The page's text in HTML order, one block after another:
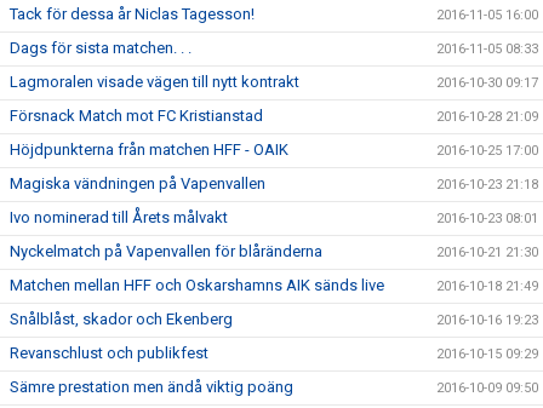
Tack för dessa år Niclas Tagesson! 2016-11-05 16:00
Dags för sista matchen. . . 2016-11-05 08:33
Lagmoralen visade vägen till nytt kontrakt 2016-10-30 09:17
Försnack Match mot FC Kristianstad 2016-10-28 21:09
Höjdpunkterna från matchen HFF - OAIK 2016-10-25 17:00
Magiska vändningen på Vapenvallen 2016-10-23 21:18
Ivo nominerad till Årets målvakt 2016-10-23 08:01
Nyckelmatch på Vapenvallen för blåränderna 2016-10-21 21:30
Matchen mellan HFF och Oskarshamns AIK sänds live 2016-10-18 21:49
Snålblåst, skador och Ekenberg 2016-10-16 19:23
Revanschlust och publikfest 2016-10-15 09:29
Sämre prestation men ändå viktig poäng 2016-10-09 09:50